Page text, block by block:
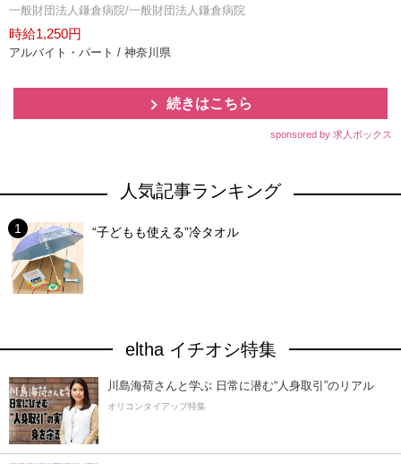
一般財団法人鎌倉病院/一般財団法人鎌倉病院
時給1,250円
アルバイト・パート / 神奈川県
続きはこちら
sponsored by 求人ボックス
人気記事ランキング
“子どもも使える”冷タオル
eltha イチオシ特集
川島海荷さんと学ぶ 日常に潜む“人身取引”のリアル
オリコンタイアップ特集